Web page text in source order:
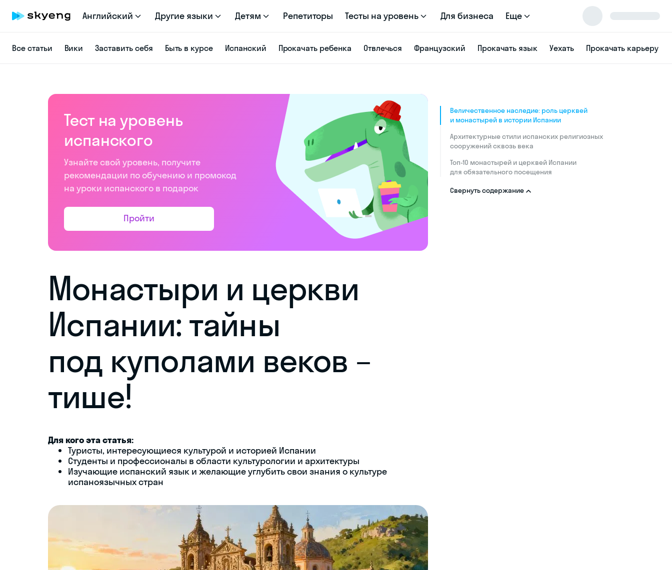
Английский Другие языки Детям Репетиторы Тесты на уровень Для бизнеса Еще
Все статьи Вики Заставить себя Быть в курсе Испанский Прокачать ребенка Отвлечься Французский Прокачать язык Уехать Прокачать карьеру
Тест на уровень
испанского
Узнайте свой уровень, получите
рекомендации по обучению и промокод
на уроки испанского в подарок
Пройти
Монастыри и церкви
Испании: тайны
под куполами веков –
тише!
Для кого эта статья:
Туристы, интересующиеся культурой и историей Испании
Студенты и профессионалы в области культурологии и архитектуры
Изучающие испанский язык и желающие углубить свои знания о культуре
испаноязычных стран
Величественное наследие: роль церквей
и монастырей в истории Испании
Архитектурные стили испанских религиозных
сооружений сквозь века
Топ-10 монастырей и церквей Испании
для обязательного посещения
Свернуть содержание